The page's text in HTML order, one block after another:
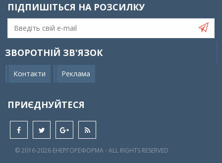
ПІДПИШІТЬСЯ НА РОЗСИЛКУ
ЗВОРОТНІЙ ЗВ'ЯЗОК
Контакти Реклама
ПРИЄДНУЙТЕСЯ
© 2016-2026 EНЕРГОРЕФОРМА - ALL RIGHTS RESERVED